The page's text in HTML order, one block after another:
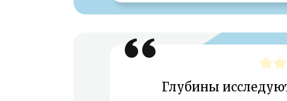
Глубины